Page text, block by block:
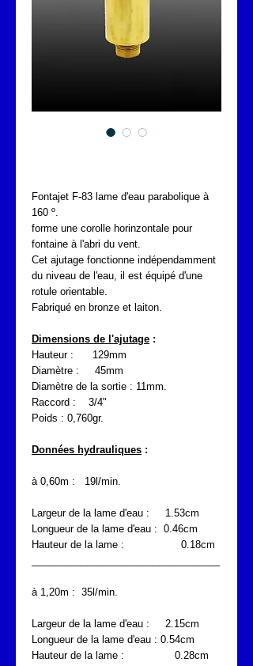
Fontajet F-83 lame d'eau parabolique à
160 º.
forme une corolle horinzontale pour
fontaine à l'abri du vent.
Cet ajutage fonctionne indépendamment
du niveau de l'eau, il est équipé d'une
rotule orientable.
Fabriqué en bronze et laiton.
Dimensions de l'ajutage :
Hauteur : 129mm
Diamètre : 45mm
Diamètre de la sortie : 11mm.
Raccord : 3/4"
Poids : 0,760gr.
Données hydrauliques :
à 0,60m : 19l/min.
Largeur de la lame d'eau : 1.53cm
Longueur de la lame d'eau : 0.46cm
Hauteur de la lame : 0.18cm
à 1,20m : 35l/min.
Largeur de la lame d'eau : 2.15cm
Longueur de la lame d'eau : 0.54cm
Hauteur de la lame : 0.28cm